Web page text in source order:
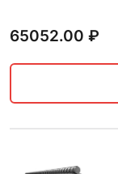
65052.00 ₽